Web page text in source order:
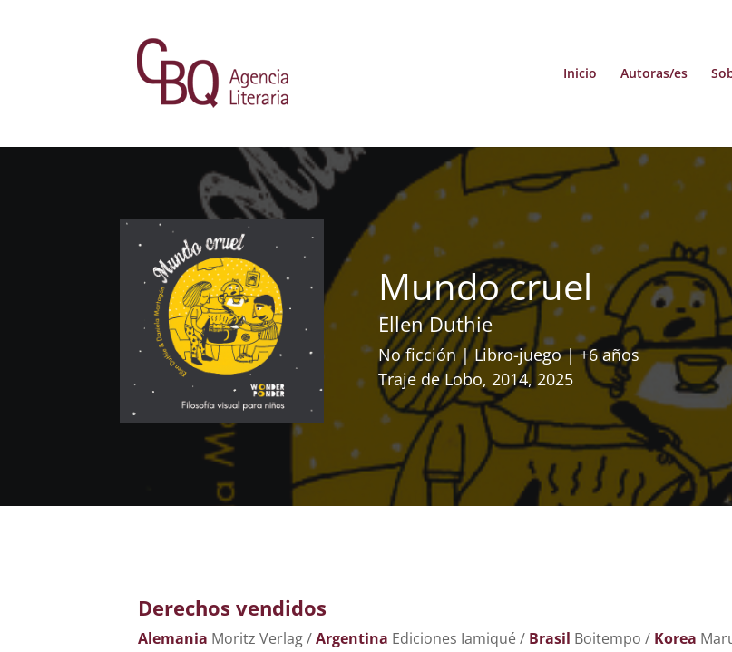
Inicio Autoras/es
Mundo cruel
Ellen Duthie
No ficción | Libro-juego | +6 años
Traje de Lobo, 2014, 2025
Derechos vendidos
Alemania Moritz Verlag /Argentina Ediciones Iamiqué / Brasil Boitempo / Korea